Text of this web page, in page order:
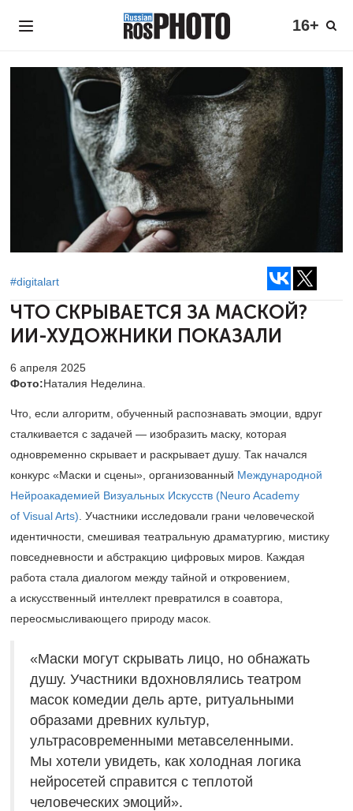
16+
#digitalart
ЧТО СКРЫВАЕТСЯ ЗА МАСКОЙ?
ИИ-ХУДОЖНИКИ ПОКАЗАЛИ
6 апреля 2025
Фото:Наталия Неделина.
Что, если алгоритм, обученный распознавать эмоции, вдруг
сталкивается с задачей — изобразить маску, которая
одновременно скрывает и раскрывает душу. Так начался
конкурс «Маски и сцены», организованный Международной
Нейроакадемией Визуальных Искусств (Neuro Academy
of Visual Arts) . Участники исследовали грани человеческой
идентичности, смешивая театральную драматургию, мистику
повседневности и абстракцию цифровых миров. Каждая
работа стала диалогом между тайной и откровением,
а искусственный интеллект превратился в соавтора,
переосмысливающего природу масок.
«Маски могут скрывать лицо, но обнажать
душу. Участники вдохновлялись театром
масок комедии дель арте, ритуальными
образами древних культур,
ультрасовременными метавселенными.
Мы хотели увидеть, как холодная логика
нейросетей справится с теплотой
человеческих эмоций».